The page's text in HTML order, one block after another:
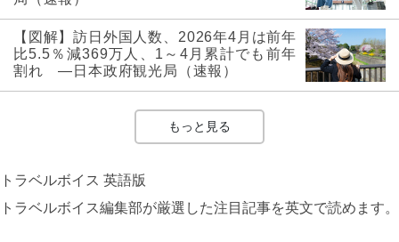
【図解】訪日外国人数、2026年4月は前年
比5.5％減369万人、1～4月累計でも前年
割れ ―日本政府観光局（速報）
もっと見る
トラベルボイス 英語版
トラベルボイス編集部が厳選した注目記事を英文で読めます。